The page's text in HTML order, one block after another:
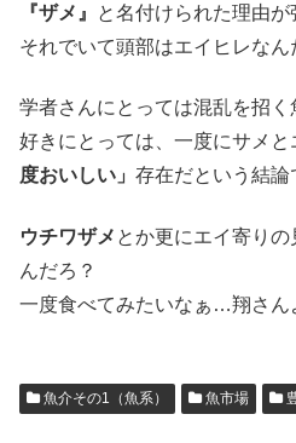
『ザメ』
と名付けられた理由が
それでいて頭部はエイヒレな
学者さんにとっては混乱を招
好きにとっては、一度にサメと
度おいしい」 存在だという結論
ウチワザメ とか更にエイ寄り
んだろ？
一度食べてみたいなぁ…翔さん
魚介その1（魚系） 魚市場